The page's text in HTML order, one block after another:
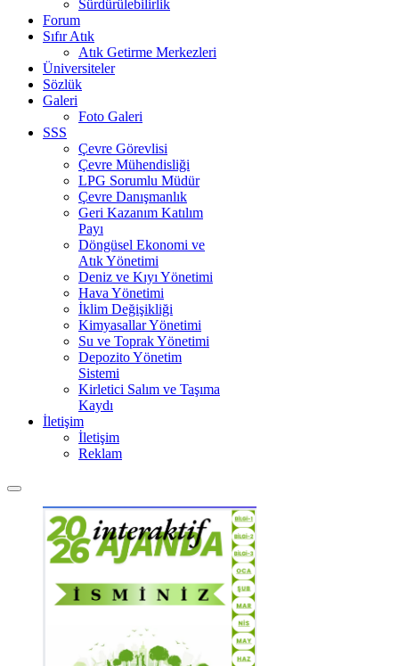
Sürdürülebilirlik
Forum
Sıfır Atık
Atık Getirme Merkezleri
Üniversiteler
Sözlük
Galeri
Foto Galeri
SSS
Çevre Görevlisi
Çevre Mühendisliği
LPG Sorumlu Müdür
Çevre Danışmanlık
Geri Kazanım Katılım
Payı
Döngüsel Ekonomi ve
Atık Yönetimi
Deniz ve Kıyı Yönetimi
Hava Yönetimi
İklim Değişikliği
Kimyasallar Yönetimi
Su ve Toprak Yönetimi
Depozito Yönetim
Sistemi
Kirletici Salım ve Taşıma
Kaydı
İletişim
İletişim
Reklam